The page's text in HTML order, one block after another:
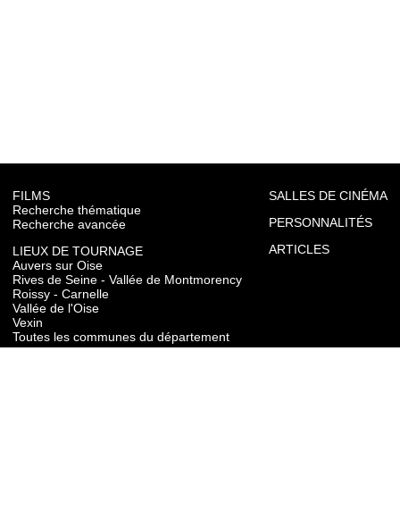
FILMS
Recherche thématique
Recherche avancée
LIEUX DE TOURNAGE
Auvers sur Oise
Rives de Seine - Vallée de Montmorency
Roissy - Carnelle
Vallée de l'Oise
Vexin
Toutes les communes du département
SALLES DE CINÉMA
PERSONNALITÉS
ARTICLES